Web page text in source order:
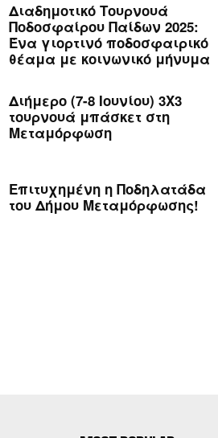
Διαδημοτικό Τουρνουά
Ποδοσφαίρου Παίδων 2025:
Ένα γιορτινό ποδοσφαιρικό
θέαμα με κοινωνικό μήνυμα
Διήμερο (7-8 Ιουνίου) 3Χ3
τουρνουά μπάσκετ στη
Μεταμόρφωση
Επιτυχημένη η Ποδηλατάδα
του Δήμου Μεταμόρφωσης!